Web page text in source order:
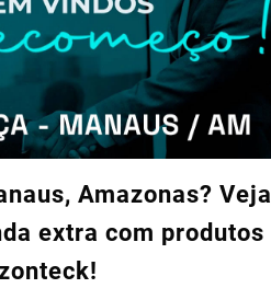
Amazonas? Veja
extra com produtos